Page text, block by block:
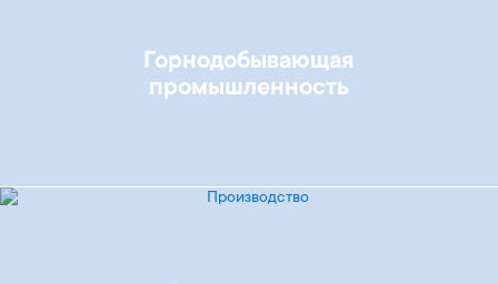
Горнодобывающая
промышленность